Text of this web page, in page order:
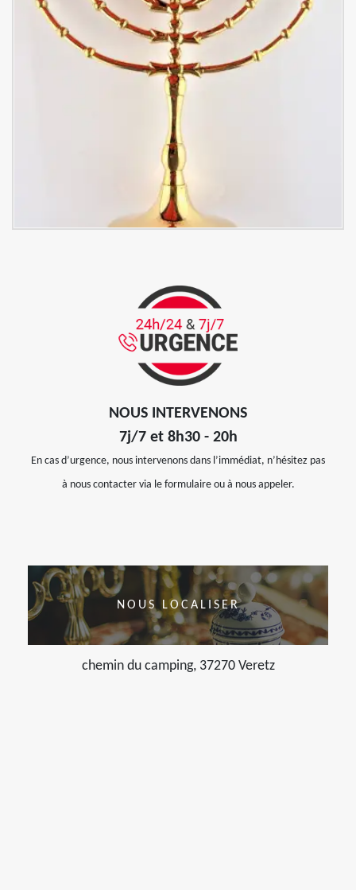
NOUS INTERVENONS
7j/7 et 8h30 - 20h
En cas d’urgence, nous intervenons dans l’immédiat, n’hésitez pas
à nous contacter via le formulaire ou à nous appeler.
NOUS LOCALISER
chemin du camping, 37270 Veretz